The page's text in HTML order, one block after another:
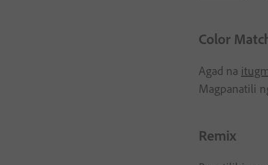
Color
Agad na
Magpanatili
Remix